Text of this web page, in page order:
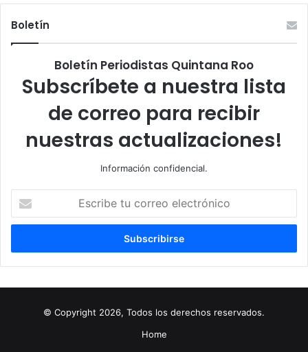
Boletín
Boletín Periodistas Quintana Roo
Subscríbete a nuestra lista
de correo para recibir
nuestras actualizaciones!
Información confidencial.
correo
© Copyright 2026, Todos los derechos reservados.
Home